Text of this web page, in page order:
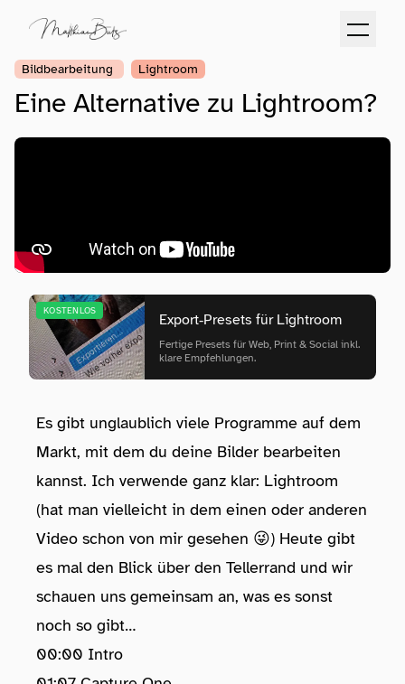
Bildbearbeitung Lightroom
Eine Alternative zu Lightroom?
KOSTENLOS
Export‑Presets für Lightroom
Fertige Presets für Web, Print & Social inkl.
klare Empfehlungen.
Es gibt unglaublich viele Programme auf dem
Markt, mit dem du deine Bilder bearbeiten
kannst. Ich verwende ganz klar: Lightroom
(hat man vielleicht in dem einen oder anderen
Video schon von mir gesehen 😜) Heute gibt
es mal den Blick über den Tellerrand und wir
schauen uns gemeinsam an, was es sonst
noch so gibt…
00:00 Intro